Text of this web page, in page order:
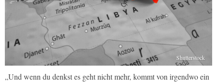
Shutterstock
„Und wenn du denkst es geht nicht mehr, kommt von irgendwo ein